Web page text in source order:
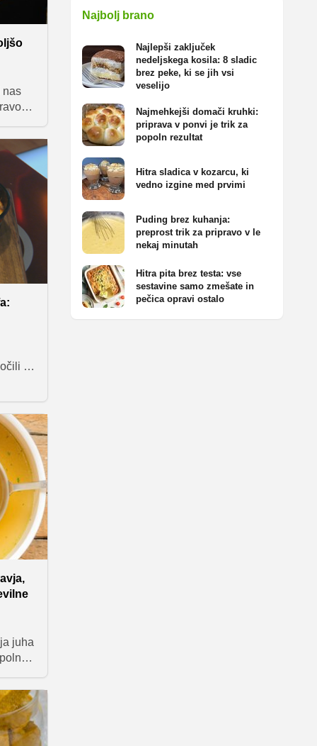
nas
z
juha
Najbolj brano
Najlepši zaključek
nedeljskega kosila: 8 sladic
brez peke, ki se jih vsi
veselijo
Najmehkejši domači kruhki:
priprava v ponvi je trik za
popoln rezultat
Hitra sladica v kozarcu, ki
vedno izgine med prvimi
Puding brez kuhanja:
preprost trik za pripravo v le
nekaj minutah
Hitra pita brez testa: vse
sestavine samo zmešate in
pečica opravi ostalo